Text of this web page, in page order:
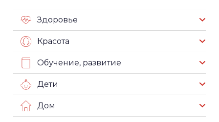
Здоровье
Красота
Обучение, развитие
Дети
Дом